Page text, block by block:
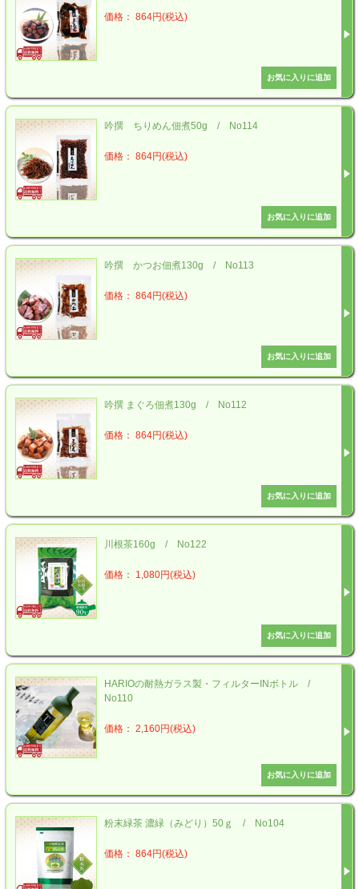
価格： 864円(税込)
吟撰 ちりめん佃煮50g / No114
価格： 864円(税込)
吟撰 かつお佃煮130g / No113
価格： 864円(税込)
吟撰 まぐろ佃煮130g / No112
価格： 864円(税込)
川根茶160g / No122
価格： 1,080円(税込)
HARIOの耐熱ガラス製・フィルターINボトル /
No110
価格： 2,160円(税込)
粉末緑茶 濃緑（みどり）50ｇ / No104
価格： 864円(税込)